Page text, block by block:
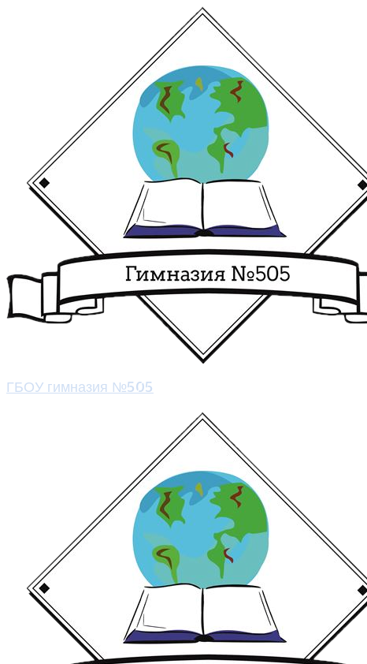
ГБОУ гимназия №505